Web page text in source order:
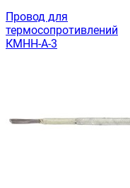
Провод для
термосопротивлений
КМНН-А-3